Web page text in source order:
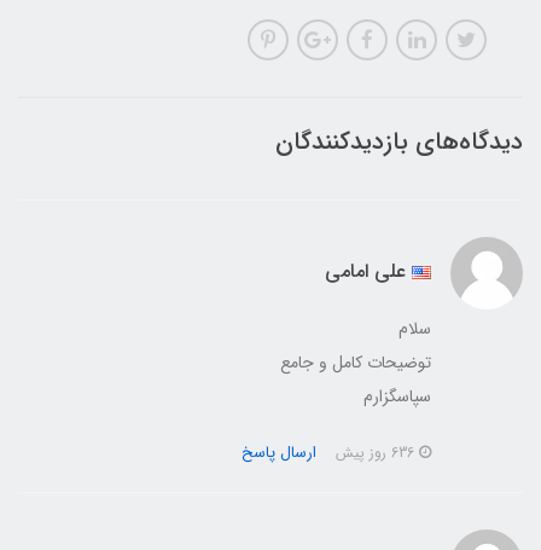
دیدگاه‌های بازدیدکنندگان
علی امامی
سلام
توضیحات کامل و جامع
سپاسگزارم
ارسال پاسخ